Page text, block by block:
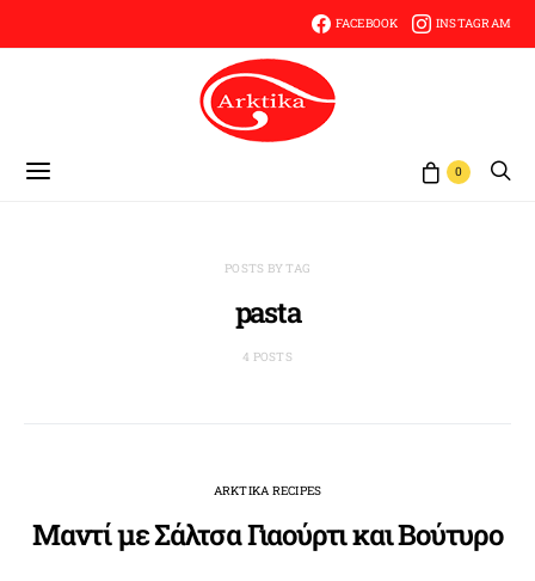
FACEBOOK INSTAGRAM
0
POSTS BY TAG
pasta
4 POSTS
ARKTIKA RECIPES
Μαντί με Σάλτσα Γιαούρτι και Βούτυρο